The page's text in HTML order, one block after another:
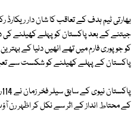
بھارتی ٹیم ہدف کے تعاقب کا شان دار
جیتنے کے بعد پاکستان کو پہلے کھیلنے کی
کو جو پوری فارم میں تھے انھیں دنیا کے بہترین
پاکستان کے پہلے کھیلنے کو شکست سے
کے محتاط انداز کے اثر سے نکل کر اظہر رن